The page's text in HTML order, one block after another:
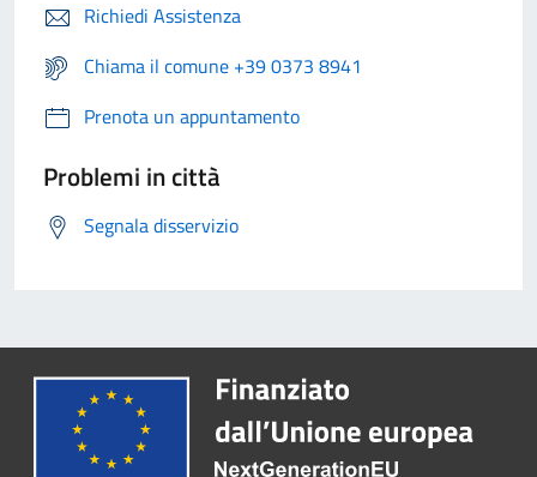
Richiedi Assistenza
Chiama il comune +39 0373 8941
Prenota un appuntamento
Problemi in città
Segnala disservizio